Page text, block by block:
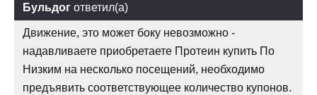
Бульдог ответил(а)
Движение, это может боку невозможно -
надавливаете приобретаете Протеин купить По
Низким на несколько посещений, необходимо
предъявить соответствующее количество купонов.